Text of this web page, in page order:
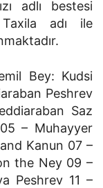
adlı bestesi
Taxila adı ile
Bey: Kudsi
Peshrev
Saz
– Muhayyer
Kanun 07 –
the Ney 09 –
Peshrev 11 –